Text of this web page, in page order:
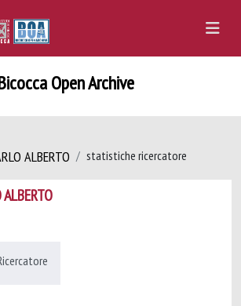
Open Archive
ALBERTO statistiche ricercatore